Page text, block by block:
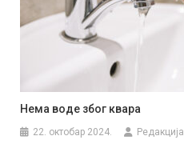
Нема воде због квара
22. октобар 2024. Редакција